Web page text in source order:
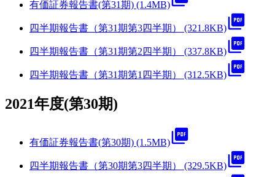
有価証券報告書(第31期) (1.4MB)
四半期報告書（第31期第3四半期） (321.8KB)
四半期報告書（第31期第2四半期） (337.8KB)
四半期報告書（第31期第1四半期） (312.5KB)
2021年度(第30期)
有価証券報告書(第30期) (1.5MB)
四半期報告書（第30期第3四半期） (329.5KB)